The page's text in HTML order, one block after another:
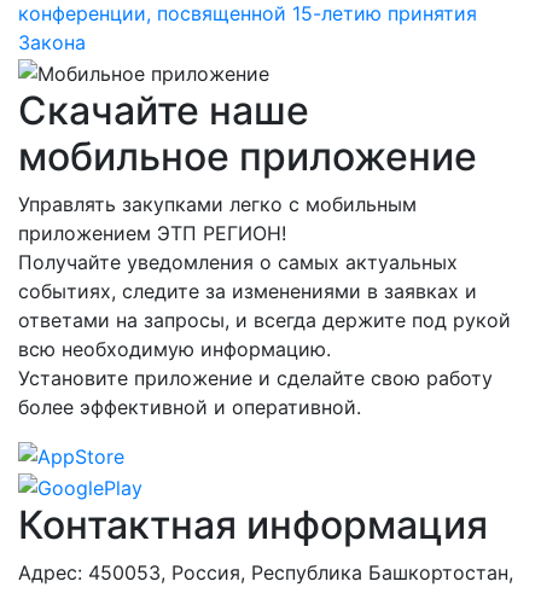
конференции, посвященной 15-летию принятия
Закона
Скачайте наше
мобильное приложение
Управлять закупками легко с мобильным
приложением ЭТП РЕГИОН!
Получайте уведомления о самых актуальных
событиях, следите за изменениями в заявках и
ответами на запросы, и всегда держите под рукой
всю необходимую информацию.
Установите приложение и сделайте свою работу
более эффективной и оперативной.
Контактная информация
Адрес: 450053, Россия, Республика Башкортостан,